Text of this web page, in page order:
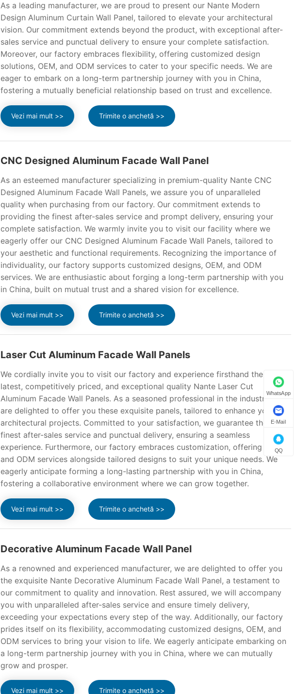
As a leading manufacturer, we are proud to present our Nante Modern
Design Aluminum Curtain Wall Panel, tailored to elevate your architectural
vision. Our commitment extends beyond the product, with exceptional after-
sales service and punctual delivery to ensure your complete satisfaction.
Moreover, our factory embraces flexibility, offering customized design
solutions, OEM, and ODM services to cater to your specific needs. We are
eager to embark on a long-term partnership journey with you in China,
fostering a mutually beneficial relationship based on trust and excellence.
Vezi mai mult >> Trimite o anchetă >>
CNC Designed Aluminum Facade Wall Panel
As an esteemed manufacturer specializing in premium-quality Nante CNC
Designed Aluminum Facade Wall Panels, we assure you of unparalleled
quality when purchasing from our factory. Our commitment extends to
providing the finest after-sales service and prompt delivery, ensuring your
complete satisfaction. We warmly invite you to visit our facility where we
eagerly offer our CNC Designed Aluminum Facade Wall Panels, tailored to
your aesthetic and functional requirements. Recognizing the importance of
individuality, our factory supports customized designs, OEM, and ODM
services. We are enthusiastic about forging a long-term partnership with you
in China, built on mutual trust and a shared vision for excellence.
Vezi mai mult >> Trimite o anchetă >>
Laser Cut Aluminum Facade Wall Panels
We cordially invite you to visit our factory and experience firsthand the
latest, competitively priced, and exceptional quality Nante Laser Cut
Aluminum Facade Wall Panels. As a seasoned professional in the industry, we
are delighted to offer you these exquisite panels, tailored to enhance your
architectural projects. Committed to your satisfaction, we guarantee the
finest after-sales service and punctual delivery, ensuring a seamless
experience. Furthermore, our factory embraces customization, offering OEM
and ODM services alongside tailored designs to suit your unique needs. We
eagerly anticipate forming a long-lasting partnership with you in China,
fostering a collaborative environment where we can grow together.
Vezi mai mult >> Trimite o anchetă >>
Decorative Aluminum Facade Wall Panel
As a renowned and experienced manufacturer, we are delighted to offer you
the exquisite Nante Decorative Aluminum Facade Wall Panel, a testament to
our commitment to quality and innovation. Rest assured, we will accompany
you with unparalleled after-sales service and ensure timely delivery,
exceeding your expectations every step of the way. Additionally, our factory
prides itself on its flexibility, accommodating customized designs, OEM, and
ODM services to bring your vision to life. We eagerly anticipate embarking on
a long-term partnership journey with you in China, where we can mutually
grow and prosper.
Vezi mai mult >> Trimite o anchetă >>
WhatsApp
E-Mail
QQ